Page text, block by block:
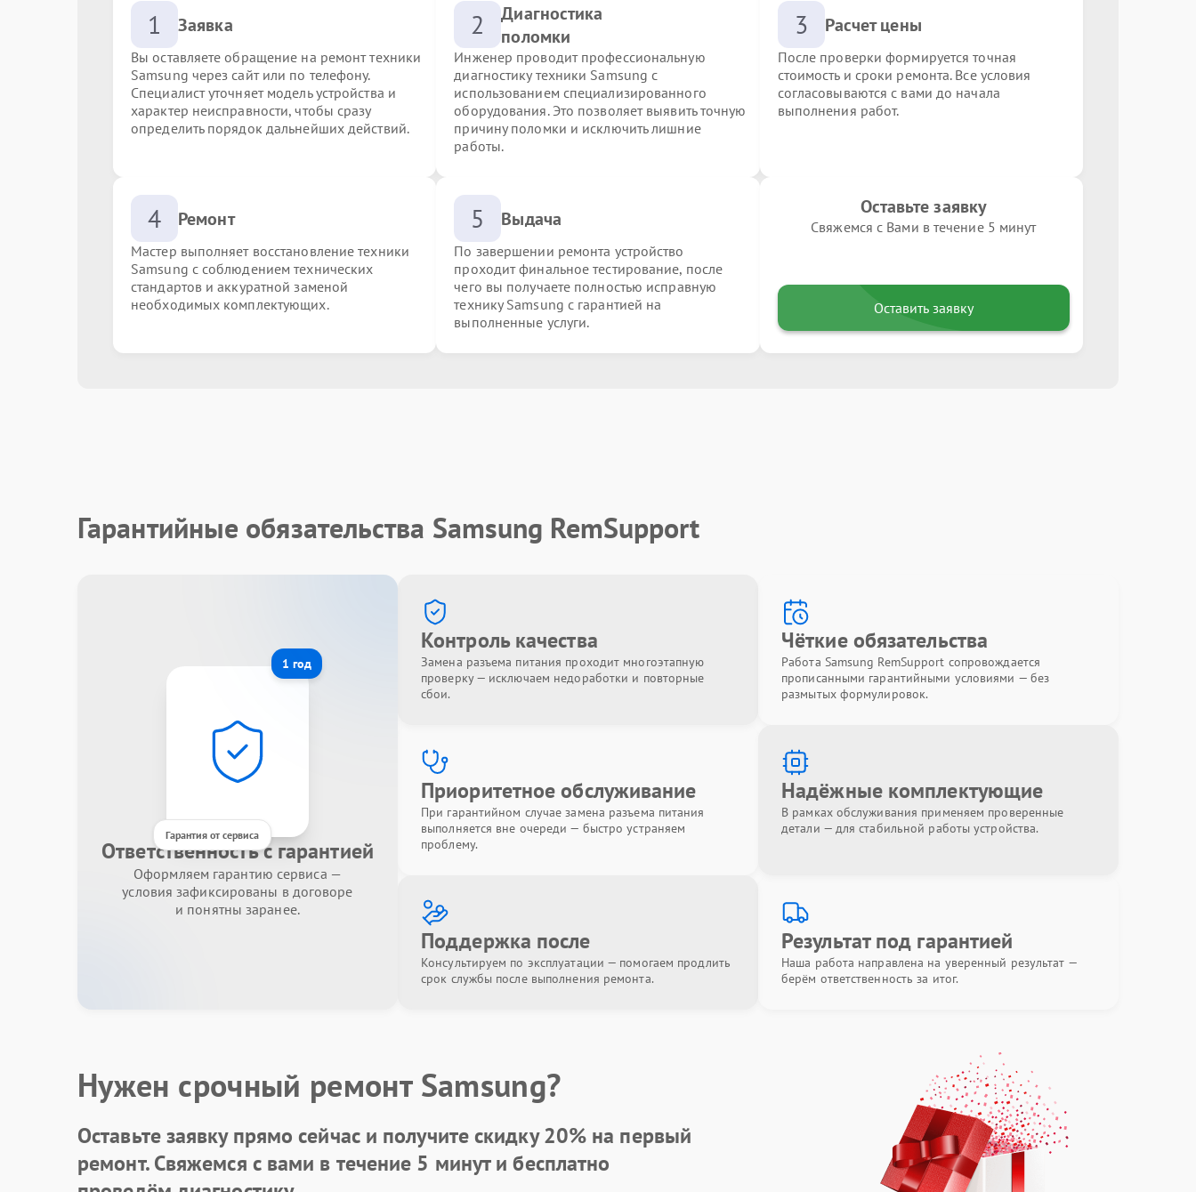
1 Заявка
Вы оставляете обращение на ремонт техники
Samsung через сайт или по телефону.
Специалист уточняет модель устройства и
характер неисправности, чтобы сразу
определить порядок дальнейших действий.
2
Диагностика
поломки
Инженер проводит профессиональную
диагностику техники Samsung с
использованием специализированного
оборудования. Это позволяет выявить точную
причину поломки и исключить лишние
работы.
3 Расчет цены
После проверки формируется точная
стоимость и сроки ремонта. Все условия
согласовываются с вами до начала
выполнения работ.
4 Ремонт
Мастер выполняет восстановление техники
Samsung с соблюдением технических
стандартов и аккуратной заменой
необходимых комплектующих.
5 Выдача
По завершении ремонта устройство
проходит финальное тестирование, после
чего вы получаете полностью исправную
технику Samsung с гарантией на
выполненные услуги.
Оставьте заявку
Свяжемся с Вами в течение 5 минут
Оставить заявку
Гарантийные обязательства Samsung RemSupport
1 год
Гарантия от сервиса
Ответственность с гарантией
Оформляем гарантию сервиса —
условия зафиксированы в договоре
и понятны заранее.
Контроль качества
Замена разъема питания проходит многоэтапную
проверку — исключаем недоработки и повторные
сбои.
Чёткие обязательства
Работа Samsung RemSupport сопровождается
прописанными гарантийными условиями — без
размытых формулировок.
Приоритетное обслуживание
При гарантийном случае замена разъема питания
выполняется вне очереди — быстро устраняем
проблему.
Надёжные комплектующие
В рамках обслуживания применяем проверенные
детали — для стабильной работы устройства.
Поддержка после
Консультируем по эксплуатации — помогаем продлить
срок службы после выполнения ремонта.
Результат под гарантией
Наша работа направлена на уверенный результат —
берём ответственность за итог.
Нужен срочный ремонт Samsung?
Оставьте заявкупрямо сейчас и получите скидку20% на первый
ремонт. Свяжемся с вами в течение 5 минут и бесплатно